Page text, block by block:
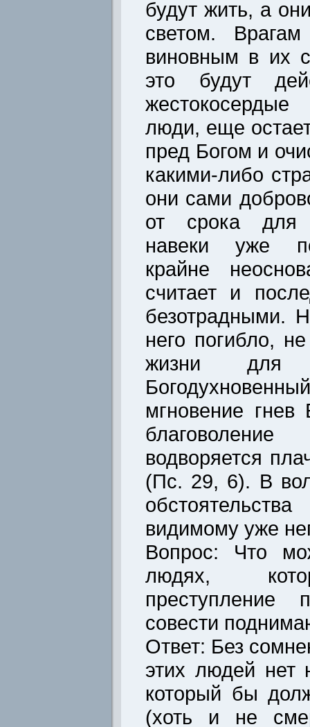
будут жить, а
светом.
виновным в их
это будут
люди, еще
пред Богом и
какими-либо
они сами
от срока для
навеки уже
крайне
считает и
безотрадными.
него погибло,
жизни для
мгновение
водворяется
(Пс. 29, 6). В
видимому уже
Вопрос: Что
людях,
преступление
совести
Ответ: Без
этих людей нет
который бы
(хоть и не